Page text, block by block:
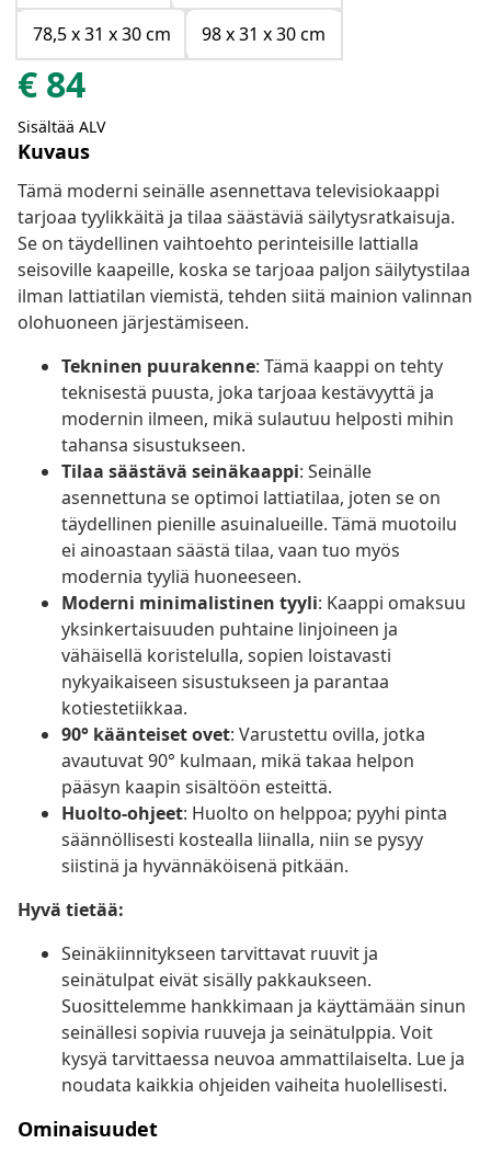
78,5 x 31 x 30 cm
98 x 31 x 30 cm
€ 84
Sisältää ALV
Kuvaus
Tämä moderni seinälle asennettava televisiokaappi
tarjoaa tyylikkäitä ja tilaa säästäviä säilytysratkaisuja.
Se on täydellinen vaihtoehto perinteisille lattialla
seisoville kaapeille, koska se tarjoaa paljon säilytystilaa
ilman lattiatilan viemistä, tehden siitä mainion valinnan
olohuoneen järjestämiseen.
Tekninen puurakenne: Tämä kaappi on tehty
teknisestä puusta, joka tarjoaa kestävyyttä ja
modernin ilmeen, mikä sulautuu helposti mihin
tahansa sisustukseen.
Tilaa säästävä seinäkaappi: Seinälle
asennettuna se optimoi lattiatilaa, joten se on
täydellinen pienille asuinalueille. Tämä muotoilu
ei ainoastaan säästä tilaa, vaan tuo myös
modernia tyyliä huoneeseen.
Moderni minimalistinen tyyli: Kaappi omaksuu
yksinkertaisuuden puhtaine linjoineen ja
vähäisellä koristelulla, sopien loistavasti
nykyaikaiseen sisustukseen ja parantaa
kotiestetiikkaa.
90° käänteiset ovet: Varustettu ovilla, jotka
avautuvat 90° kulmaan, mikä takaa helpon
pääsyn kaapin sisältöön esteittä.
Huolto-ohjeet: Huolto on helppoa; pyyhi pinta
säännöllisesti kostealla liinalla, niin se pysyy
siistinä ja hyvännäköisenä pitkään.
Hyvä tietää:
Seinäkiinnitykseen tarvittavat ruuvit ja
seinätulpat eivät sisälly pakkaukseen.
Suosittelemme hankkimaan ja käyttämään sinun
seinällesi sopivia ruuveja ja seinätulppia. Voit
kysyä tarvittaessa neuvoa ammattilaiselta. Lue ja
noudata kaikkia ohjeiden vaiheita huolellisesti.
Ominaisuudet